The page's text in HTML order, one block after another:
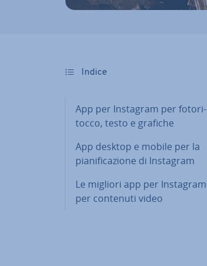
Indice
App per Instagram per fo­to­ri­
toc­co, testo e grafiche
App desktop e mobile per la
pia­ni­fi­ca­zio­ne di Instagram
Le migliori app per Instagram
per contenuti video